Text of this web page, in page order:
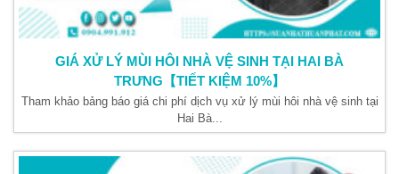
GIÁ XỬ LÝ MÙI HÔI NHÀ VỆ SINH TẠI HAI BÀ
TRƯNG【TIẾT KIỆM 10%】
Tham khảo bảng báo giá chi phí dịch vụ xử lý mùi hôi nhà vệ sinh tại
Hai Bà...